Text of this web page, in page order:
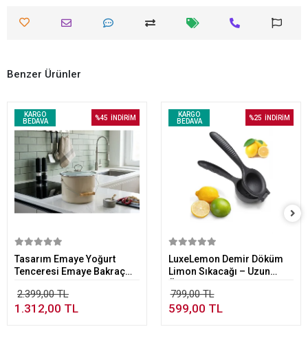
Benzer Ürünler
KARGO
BEDAVA
%45 İNDİRİM
Sepete Ekle
Tasarım Emaye Yoğurt
Tenceresi Emaye Bakraç
2.399,00 TL
1.312,00 TL
KARGO
BEDAVA
%25 İNDİRİM
Sepete Ekle
LuxeLemon Demir Döküm
Limon Sıkacağı – Uzun
Narenciye Mutfak
Aksesuarı
799,00 TL
599,00 TL